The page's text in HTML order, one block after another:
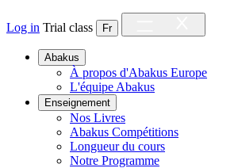
Log in Trial class Fr
Abakus
À propos d'Abakus Europe
L'équipe Abakus
Enseignement
Nos Livres
Abakus Compétitions
Longueur du cours
Notre Programme